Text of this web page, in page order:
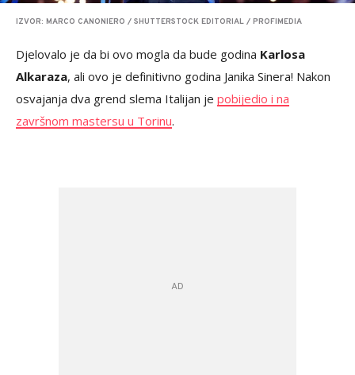
IZVOR: MARCO CANONIERO / SHUTTERSTOCK EDITORIAL / PROFIMEDIA
Djelovalo je da bi ovo mogla da bude godina Karlosa
Alkaraza, ali ovo je definitivno godina Janika Sinera! Nakon
osvajanja dva grend slema Italijan je pobijedio i na
završnom mastersu u Torinu.